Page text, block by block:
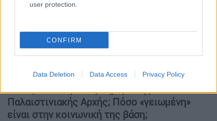
user protection.
CONFIRM
Data Deletion Data Access Privacy Policy
παλαιστινιακού λαού και της ταυτότητας
«Τεράστια η ασυμμετρία ισχύος
μεταξύ Παλαιστινιακής Αρχής και
ισραηλινής κυβέρνησης»
Ποιος είναι ο ρόλος σήμερα της
Παλαιστινιακής Αρχής; Πόσο «γειωμένη»
είναι στην κοινωνική της βάση;